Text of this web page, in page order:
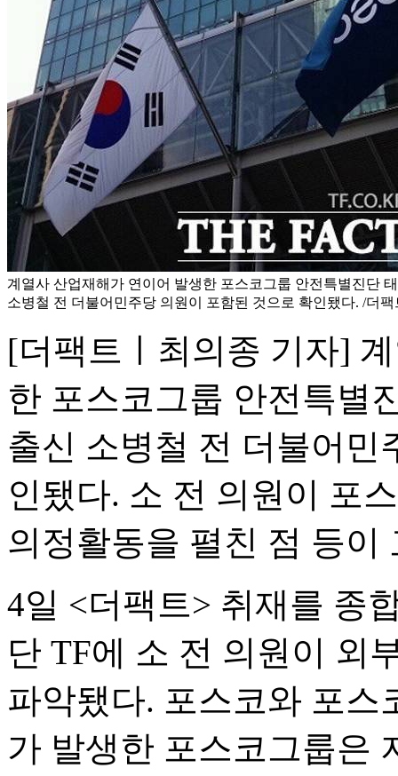
계열사 산업재해가 연이어 발생한 포스코그룹 안전특별진단
소병철 전 더불어민주당 의원이 포함된 것으로 확인됐다. /더
[더팩트ㅣ최의종 기자]
한 포스코그룹 안전특별
출신 소병철 전 더불어민
인됐다. 소 전 의원이 포
의정활동을 펼친 점 등이
4일 <더팩트> 취재를 종
단 TF에 소 전 의원이 외
파악됐다. 포스코와 포스
가 발생한 포스코그룹은